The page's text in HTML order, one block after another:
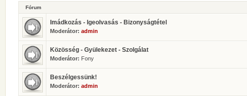
Fórum
Imádkozás - Igeolvasás - Bizonyságtétel
Moderátor: admin
Közösség - Gyülekezet - Szolgálat
Moderátor: Fony
Beszélgessünk!
Moderátor: admin